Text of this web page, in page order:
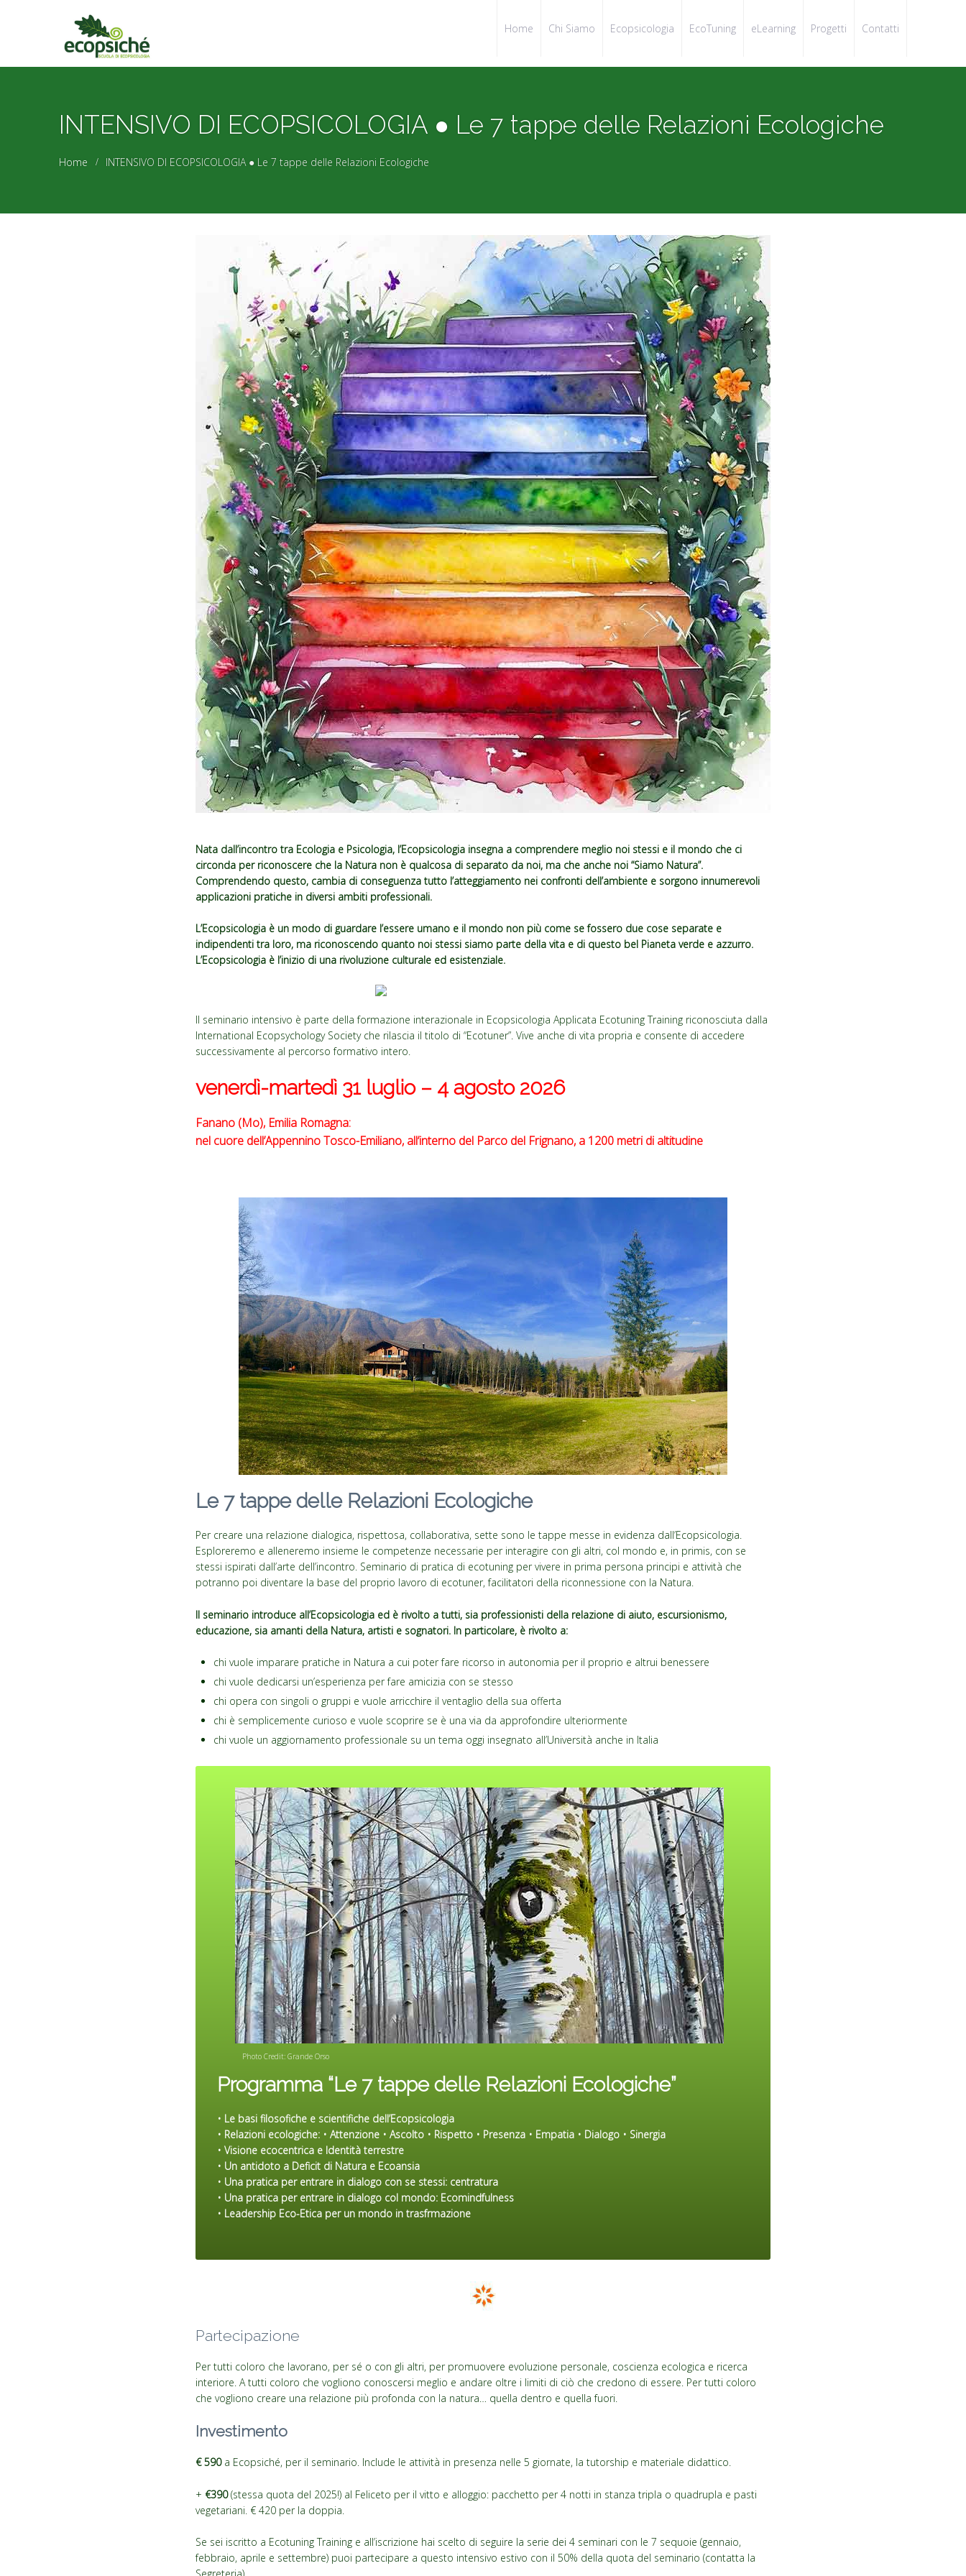
Home Chi Siamo Ecopsicologia EcoTuning eLearning Progetti Contatti
INTENSIVO DI ECOPSICOLOGIA ● Le 7 tappe delle Relazioni Ecologiche
Home INTENSIVO DI ECOPSICOLOGIA ● Le 7 tappe delle Relazioni Ecologiche
Nata dall’incontro tra Ecologia e Psicologia, l’Ecopsicologia insegna a comprendere meglio noi stessi e il mondo che ci
circonda per riconoscere che la Natura non è qualcosa di separato da noi, ma che anche noi “Siamo Natura”.
Comprendendo questo, cambia di conseguenza tutto l’atteggiamento nei confronti dell’ambiente e sorgono innumerevoli
applicazioni pratiche in diversi ambiti professionali.
L’Ecopsicologia è un modo di guardare l’essere umano e il mondo non più come se fossero due cose separate e
indipendenti tra loro, ma riconoscendo quanto noi stessi siamo parte della vita e di questo bel Pianeta verde e azzurro.
L’Ecopsicologia è l’inizio di una rivoluzione culturale ed esistenziale.
Il seminario intensivo è parte della formazione interazionale in Ecopsicologia Applicata Ecotuning Training riconosciuta dalla
International Ecopsychology Society che rilascia il titolo di “Ecotuner”. Vive anche di vita propria e consente di accedere
successivamente al percorso formativo intero.
venerdì-martedì 31 luglio – 4 agosto 2026
Fanano (Mo), Emilia Romagna:
nel cuore dell’Appennino Tosco-Emiliano, all’interno del Parco del Frignano, a 1200 metri di altitudine
Le 7 tappe delle Relazioni Ecologiche
Per creare una relazione dialogica, rispettosa, collaborativa, sette sono le tappe messe in evidenza dall’Ecopsicologia.
Esploreremo e alleneremo insieme le competenze necessarie per interagire con gli altri, col mondo e, in primis, con se
stessi ispirati dall’arte dell’incontro. Seminario di pratica di ecotuning per vivere in prima persona principi e attività che
potranno poi diventare la base del proprio lavoro di ecotuner, facilitatori della riconnessione con la Natura.
Il seminario introduce all’Ecopsicologia ed è rivolto a tutti, sia professionisti della relazione di aiuto, escursionismo,
educazione, sia amanti della Natura, artisti e sognatori. In particolare, è rivolto a:
chi vuole imparare pratiche in Natura a cui poter fare ricorso in autonomia per il proprio e altrui benessere
chi vuole dedicarsi un’esperienza per fare amicizia con se stesso
chi opera con singoli o gruppi e vuole arricchire il ventaglio della sua offerta
chi è semplicemente curioso e vuole scoprire se è una via da approfondire ulteriormente
chi vuole un aggiornamento professionale su un tema oggi insegnato all’Università anche in Italia
Photo Credit: Grande Orso
Programma “Le 7 tappe delle Relazioni Ecologiche”
• Le basi filosofiche e scientifiche dell’Ecopsicologia
• Relazioni ecologiche: • Attenzione • Ascolto • Rispetto • Presenza • Empatia • Dialogo • Sinergia
• Visione ecocentrica e Identità terrestre
• Un antidoto a Deficit di Natura e Ecoansia
• Una pratica per entrare in dialogo con se stessi: centratura
• Una pratica per entrare in dialogo col mondo: Ecomindfulness
• Leadership Eco-Etica per un mondo in trasfrmazione
Partecipazione
Per tutti coloro che lavorano, per sé o con gli altri, per promuovere evoluzione personale, coscienza ecologica e ricerca
interiore. A tutti coloro che vogliono conoscersi meglio e andare oltre i limiti di ciò che credono di essere. Per tutti coloro
che vogliono creare una relazione più profonda con la natura… quella dentro e quella fuori.
Investimento
€ 590a Ecopsiché, per il seminario. Include le attività in presenza nelle 5 giornate, la tutorship e materiale didattico.
+ €390(stessa quota del 2025!) al Feliceto per il vitto e alloggio: pacchetto per 4 notti in stanza tripla o quadrupla e pasti
vegetariani. € 420 per la doppia.
Se sei iscritto a Ecotuning Training e all’iscrizione hai scelto di seguire la serie dei 4 seminari con le 7 sequoie (gennaio,
febbraio, aprile e settembre) puoi partecipare a questo intensivo estivo con il 50% della quota del seminario (contatta la